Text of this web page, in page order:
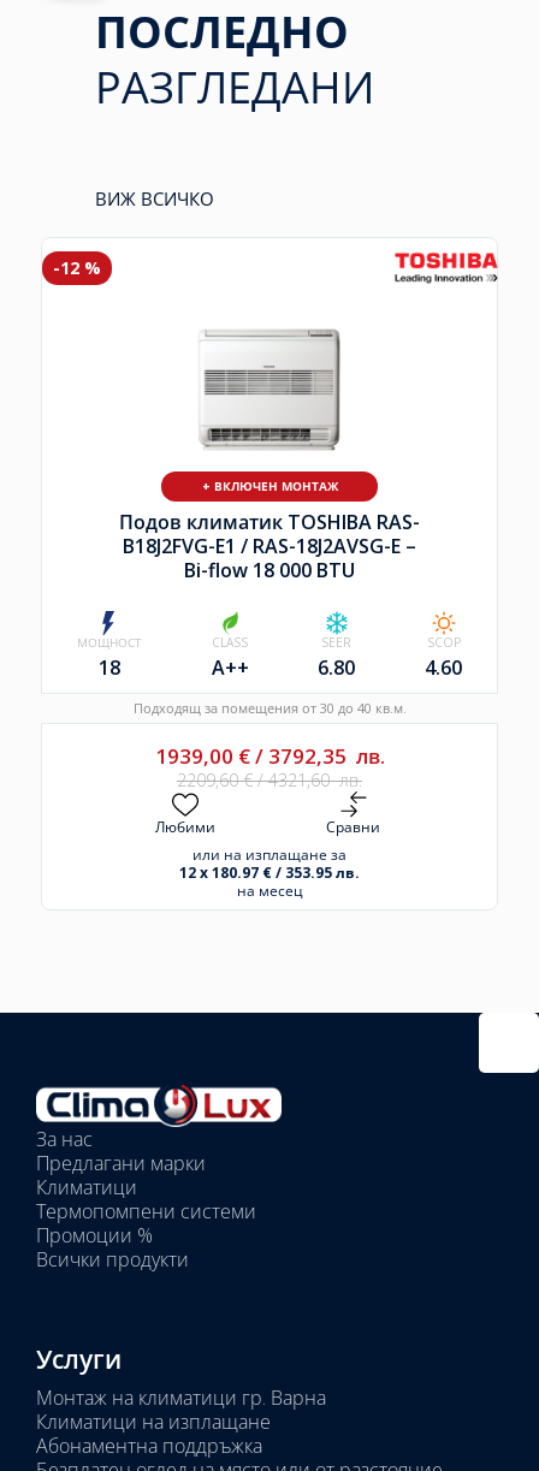
ПОСЛЕДНО
РАЗГЛЕДАНИ
ВИЖ ВСИЧКО
-12 %
+ ВКЛЮЧЕН МОНТАЖ
Подов климатик TOSHIBA RAS-
B18J2FVG-E1 / RAS-18J2AVSG-E –
Bi-flow 18 000 BTU
МОЩНОСТ
18
CLASS
A++
SEER
6.80
SCOP
4.60
Подходящ за помещения от 30 до 40 кв.м.
1939,00 €/ 3792,35 лв.
2209,60€/4321,60лв.
Любими
Сравни
или на изплащане за
12 x 180.97 € / 353.95 лв.
на месец
Избрани
вътрешни
тела:
Избрано
тяло:
За нас
Предлагани марки
Климатици
Термопомпени системи
Промоции %
Всички продукти
Услуги
Монтаж на климатици гр. Варна
Климатици на изплащане
Абонаментна поддръжка